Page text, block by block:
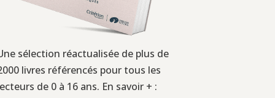
sélection réactualisée de plus de
livres référencés pour tous les
de 0 à 16 ans. En savoir + :